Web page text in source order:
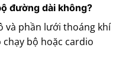
đường dài không?
và phần lưới thoáng khí
bộ hoặc cardio